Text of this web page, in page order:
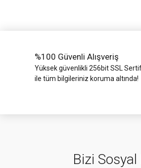
%100 Güvenli Alışveriş
Yüksek güvenlikli 256bit SSL
ile tüm bilgileriniz koruma altında!
Bizi